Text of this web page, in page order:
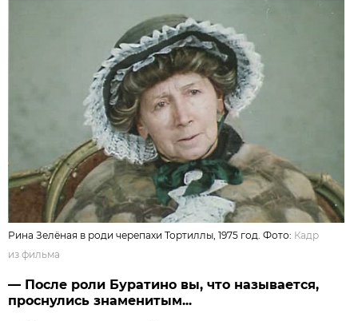
Рина Зелёная в роди черепахи Тортиллы, 1975 год. Фото: Кадр
из фильма
— После роли Буратино вы, что называется,
проснулись знаменитым...